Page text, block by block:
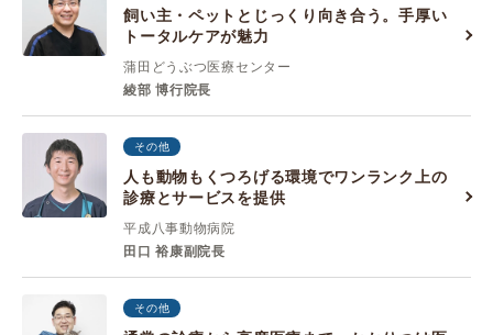
飼い主・ペットとじっくり向き合う。手厚い
トータルケアが魅力
蒲田どうぶつ医療センター
綾部 博行院長
その他
人も動物もくつろげる環境でワンランク上の
診療とサービスを提供
平成八事動物病院
田口 裕康副院長
その他